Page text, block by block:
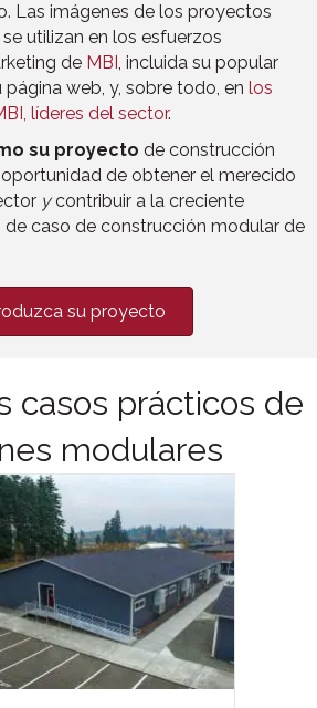
Las imágenes de los proyectos
utilizan en los esfuerzos
de MBI , incluida su popular
web, y, sobre todo, en los
líderes del sector.
su proyecto de construcción
de obtener el merecido
ycontribuir a la creciente
caso de construcción modular de
su proyecto
casos prácticos de
modulares